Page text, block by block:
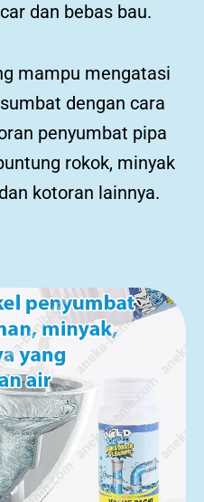
dan bebas bau.
mampu mengatasi
dengan cara
penyumbat pipa
rokok, minyak
kotoran lainnya.